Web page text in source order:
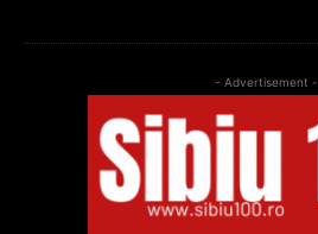
- Advertisement -